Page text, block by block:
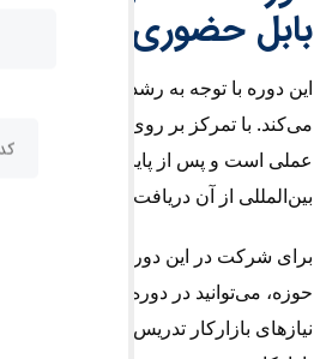
بابل حضوری
این دوره با توجه به رشد استفاده از
می‌کند. با تمرکز بر روی تعویض هارد و
عملی است و پس از پایان آن،
بین‌المللی از آن دریافت می‌کنند.
برای شرکت در این دوره، توانایی
حوزه، می‌توانید در دوره‌های حضوری یا
نیازهای بازارکار تدریس می‌شوند و پس